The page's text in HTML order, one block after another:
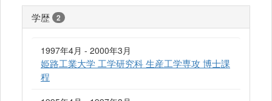
学歴 2
1997年4月 - 2000年3月
姫路工業大学 工学研究科 生産工学専攻 博士課
程